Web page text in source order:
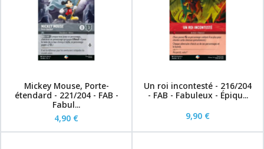
Mickey Mouse, Porte-
étendard - 221/204 - FAB -
Fabul...
4,90 €
Un roi incontesté - 216/204
- FAB - Fabuleux - Épiqu...
9,90 €